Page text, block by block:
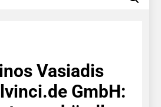
Vasiadis
GmbH: